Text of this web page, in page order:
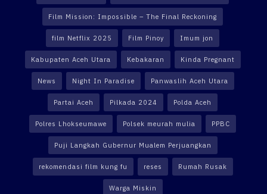
Film Mission: Impossible – The Final Reckoning
film Netflix 2025 Film Pinoy Imum jon
Kabupaten Aceh Utara Kebakaran Kinda Pregnant
News Night In Paradise Panwaslih Aceh Utara
Partai Aceh Pilkada 2024 Polda Aceh
Polres Lhokseumawe Polsek meurah mulia PPBC
Puji Langkah Gubernur Mualem Perjuangkan
rekomendasi film kung fu reses Rumah Rusak
Warga Miskin